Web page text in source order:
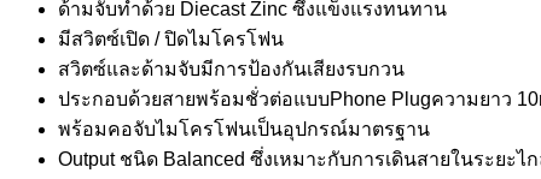
ด้ามจับทำด้วย Diecast Zinc ซึ่งแข็งแรงทนทาน
มีสวิตซ์เปิด / ปิดไมโครโฟน
สวิตซ์และด้ามจับมีการป้องกันเสียงรบกวน
ประกอบด้วยสายพร้อมชั่วต่อแบบPhone Plugความยาว
พร้อมคอจับไมโครโฟนเป็นอุปกรณ์มาตรฐาน
Output ชนิด Balanced ซึ่งเหมาะกับการเดินสายในระยะไ